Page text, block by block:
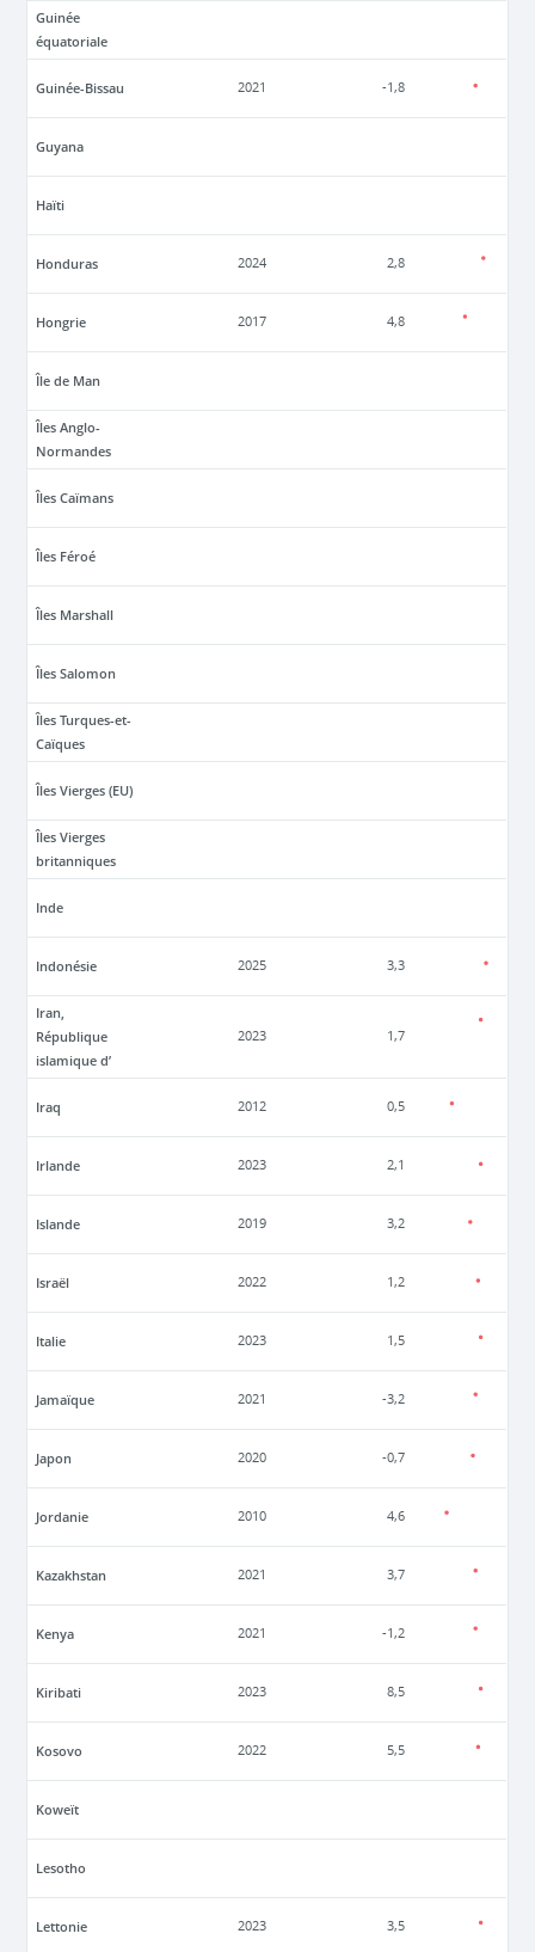
Guinée
équatoriale
Guinée-Bissau 2021 -1,8
Guyana
Haïti
Honduras 2024 2,8
Hongrie 2017 4,8
Île de Man
Îles Anglo-
Normandes
Îles Caïmans
Îles Féroé
Îles Marshall
Îles Salomon
Îles Turques-et-
Caïques
Îles Vierges (EU)
Îles Vierges
britanniques
Inde
Indonésie 2025 3,3
Iran,
République
islamique d’
2023 1,7
Iraq 2012 0,5
Irlande 2023 2,1
Islande 2019 3,2
Israël 2022 1,2
Italie 2023 1,5
Jamaïque 2021 -3,2
Japon 2020 -0,7
Jordanie 2010 4,6
Kazakhstan 2021 3,7
Kenya 2021 -1,2
Kiribati 2023 8,5
Kosovo 2022 5,5
Koweït
Lesotho
Lettonie 2023 3,5